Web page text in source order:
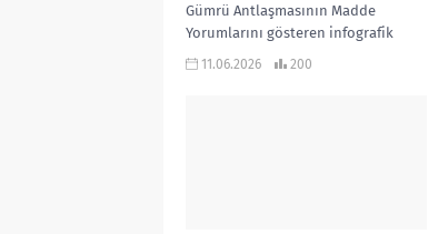
Gümrü Antlaşmasının Madde
Yorumlarını gösteren infografik
çalışmadır… KONU ANLATIMLI
11.06.2026 200